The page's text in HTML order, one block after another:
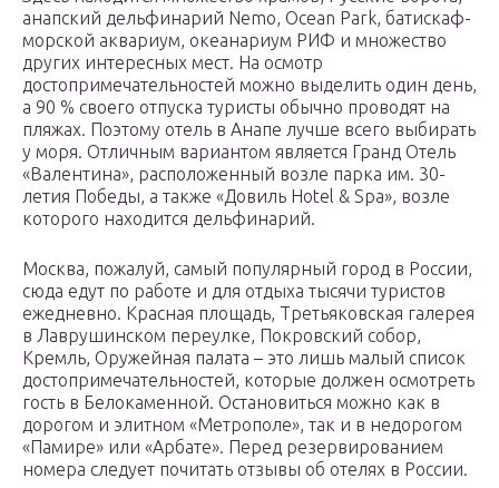
анапский дельфинарий Nemo, Ocean Park, батискаф-
морской аквариум, океанариум РИФ и множество
других интересных мест. На осмотр
достопримечательностей можно выделить один день,
а 90 % своего отпуска туристы обычно проводят на
пляжах. Поэтому отель в Анапе лучше всего выбирать
у моря. Отличным вариантом является Гранд Отель
«Валентина», расположенный возле парка им. 30-
летия Победы, а также «Довиль Hotel & Spa», возле
которого находится дельфинарий.
Москва, пожалуй, самый популярный город в России,
сюда едут по работе и для отдыха тысячи туристов
ежедневно. Красная площадь, Третьяковская галерея
в Лаврушинском переулке, Покровский собор,
Кремль, Оружейная палата – это лишь малый список
достопримечательностей, которые должен осмотреть
гость в Белокаменной. Остановиться можно как в
дорогом и элитном «Метрополе», так и в недорогом
«Памире» или «Арбате». Перед резервированием
номера следует почитать отзывы об отелях в России.